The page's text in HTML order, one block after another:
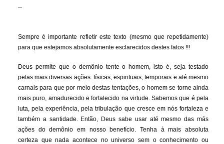
--
Sempre é importante refletir este texto (mesmo que repetidamente)
para que estejamos absolutamente esclarecidos destes fatos !!!
Deus permite que o demônio tente o homem, isto é, seja testado
pelas mais diversas ações: físicas, espirituais, temporais e até mesmo
carnais para que por meio destas tentações, o homem se torne ainda
mais puro, amadurecido e fortalecido na virtude. Sabemos que é pela
luta, pela experiência, pela tribulação que cresce em nós fortaleza e
também a santidade. Então, Deus sabe usar até mesmo das más
ações do demônio em nosso benefício. Tenha à mais absoluta
certeza que nada acontece no universo sem o conhecimento ou